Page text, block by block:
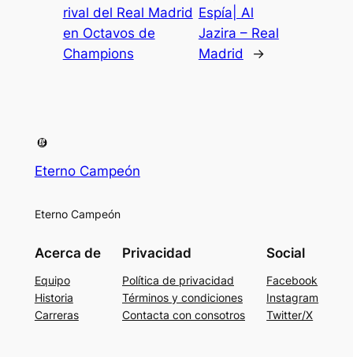
rival del Real Madrid
en Octavos de
Champions
Espía| Al
Jazira – Real
Madrid
→
Eterno Campeón
Eterno Campeón
Acerca de
Equipo
Historia
Carreras
Privacidad
Política de privacidad
Términos y condiciones
Contacta con consotros
Social
Facebook
Instagram
Twitter/X